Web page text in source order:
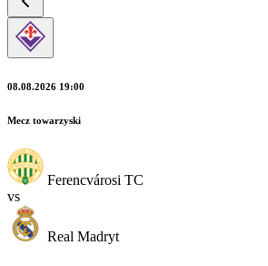
08.08.2026 19:00
Mecz towarzyski
Ferencvárosi TC
vs
Real Madryt